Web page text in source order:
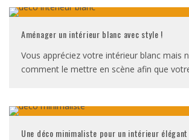
Aménager un intérieur blanc avec style !
Vous appréciez votre intérieur blanc mais
comment le mettre en scène afin que
Une déco minimaliste pour un intérieur